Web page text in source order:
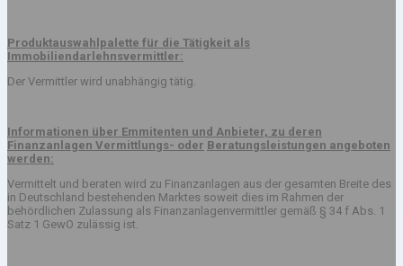
Produktauswahlpalette für die Tätigkeit als
Immobiliendarlehnsvermittler:
Der Vermittler wird unabhängig tätig.
Informationen über Emmitenten und Anbieter, zu deren
Finanzanlagen Vermittlungs- oder Beratungsleistungen angeboten
werden:
Vermittelt und beraten wird zu Finanzanlagen aus der gesamten Breite des
in Deutschland bestehenden Marktes soweit dies im Rahmen der
behördlichen Zulassung als Finanzanlagenvermittler gemäß § 34 f Abs. 1
Satz 1 GewO zulässig ist.